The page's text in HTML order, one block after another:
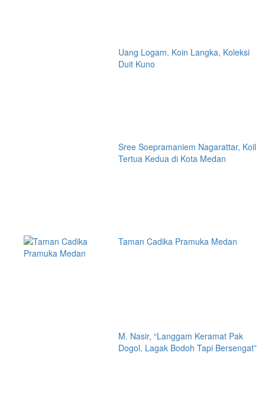
Uang Logam, Koin Langka, Koleksi
Duit Kuno
Sree Soepramaniem Nagarattar, Koil
Tertua Kedua di Kota Medan
Taman Cadika Pramuka Medan
M. Nasir, “Langgam Keramat Pak
Dogol, Lagak Bodoh Tapi Bersengat”